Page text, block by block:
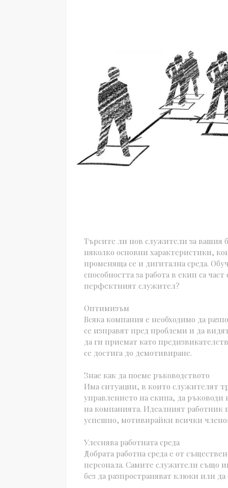
Търсите ли нов служители за вашия
няколко основни характеристики,
променяща се и дигитална среда.
способността за работа в екип са
перфектният служител?
Оптимизъм
Всяка компания е необходимо да
се изправят пред проблеми и да
да ги приемат като
се достига до демотивиране.
Знае как да поеме ръководството
Има ситуации, в които служителят
управлението на екипа, да
на компанията. Идеалният работник
успешно, мотивирайки всички
Улеснява работната среда
Добрата работна среда е от
персонала. Самите служители също
без да разпространяват клюки или